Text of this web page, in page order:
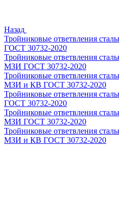
Назад
Тройниковые ответвления
ГОСТ 30732-2020
Тройниковые ответвления
МЗИ ГОСТ 30732-2020
Тройниковые ответвления
МЗИ и КВ ГОСТ 30732-2020
Тройниковые ответвления
ГОСТ 30732-2020
Тройниковые ответвления
МЗИ ГОСТ 30732-2020
Тройниковые ответвления
МЗИ и КВ ГОСТ 30732-2020